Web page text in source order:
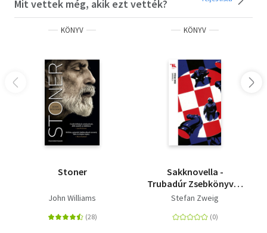
a rettenetes emlékek, mint a feledéssé porladó őszi
Mit vettek még, akik ezt vették?
KÖNYV
Stoner
John Williams
KÖNYV
Sakknovella -
Trubadúr Zsebkönyvek
41.
Stefan Zweig